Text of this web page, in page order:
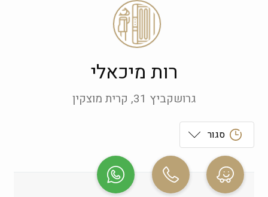
רות מיכאלי
גרושקביץ 31, קרית מוצקין
סגור
ראשון
שני
09:00-19:00